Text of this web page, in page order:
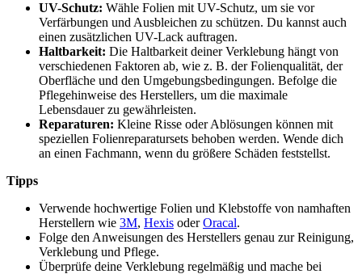
UV-Schutz: Wähle Folien mit UV-Schutz, um sie vor
Verfärbungen und Ausbleichen zu schützen. Du kannst auch
einen zusätzlichen UV-Lack auftragen.
Haltbarkeit: Die Haltbarkeit deiner Verklebung hängt von
verschiedenen Faktoren ab, wie z. B. der Folienqualität, der
Oberfläche und den Umgebungsbedingungen. Befolge die
Pflegehinweise des Herstellers, um die maximale
Lebensdauer zu gewährleisten.
Reparaturen: Kleine Risse oder Ablösungen können mit
speziellen Folienreparatursets behoben werden. Wende dich
an einen Fachmann, wenn du größere Schäden feststellst.
Tipps
Verwende hochwertige Folien und Klebstoffe von namhaften
Herstellern wie 3M, Hexis oderOracal.
Folge den Anweisungen des Herstellers genau zur Reinigung,
Verklebung und Pflege.
Überprüfe deine Verklebung regelmäßig und mache bei